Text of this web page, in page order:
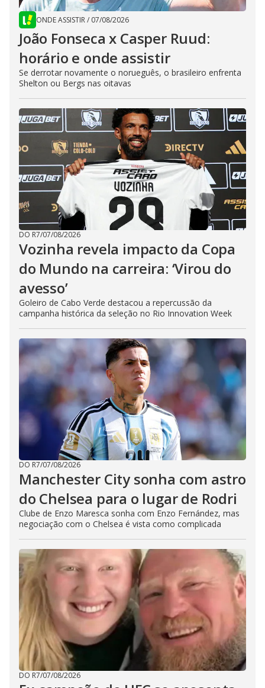
ONDE ASSISTIR/ 07/08/2026
João Fonseca x Casper Ruud:
horário e onde assistir
Se derrotar novamente o norueguês, o brasileiro enfrenta
Shelton ou Bergs nas oitavas
DO R7/07/08/2026
Vozinha revela impacto da Copa
do Mundo na carreira: ‘Virou do
avesso’
Goleiro de Cabo Verde destacou a repercussão da
campanha histórica da seleção no Rio Innovation Week
DO R7/07/08/2026
Manchester City sonha com astro
do Chelsea para o lugar de Rodri
Clube de Enzo Maresca sonha com Enzo Fernández, mas
negociação com o Chelsea é vista como complicada
DO R7/07/08/2026